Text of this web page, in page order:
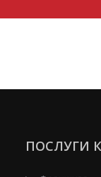
ПОСЛУГИ